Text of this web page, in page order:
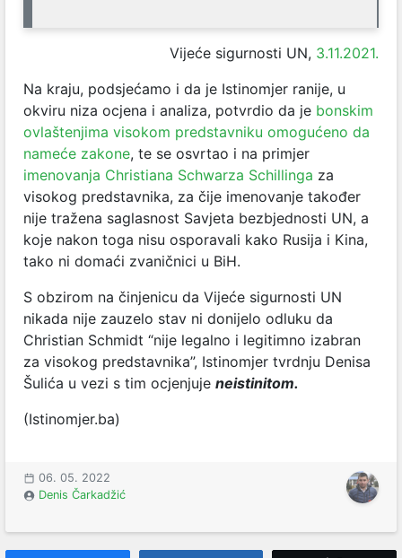
Vijeće sigurnosti UN, 3.11.2021.
Na kraju, podsjećamo i da je Istinomjer ranije, u
okviru niza ocjena i analiza, potvrdio da je bonskim
ovlaštenjima visokom predstavniku omogućeno da
nameće zakone, te se osvrtao i na primjer
imenovanja Christiana Schwarza Schillinga za
visokog predstavnika, za čije imenovanje također
nije tražena saglasnost Savjeta bezbjednosti UN, a
koje nakon toga nisu osporavali kako Rusija i Kina,
tako ni domaći zvaničnici u BiH.
S obzirom na činjenicu da Vijeće sigurnosti UN
nikada nije zauzelo stav ni donijelo odluku da
Christian Schmidt “nije legalno i legitimno izabran
za visokog predstavnika”, Istinomjer tvrdnju Denisa
Šulića u vezi s tim ocjenjuje neistinitom.
(Istinomjer.ba)
06. 05. 2022
Denis Čarkadžić